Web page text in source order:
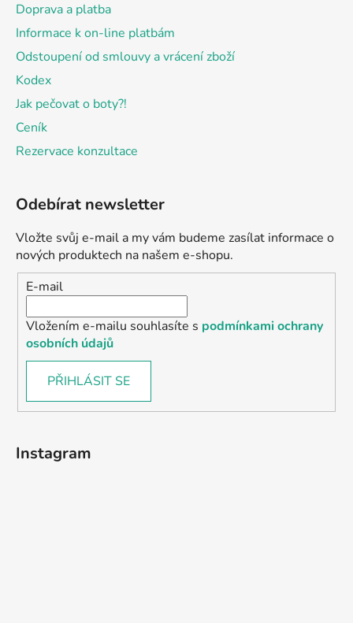
Doprava a platba
Informace k on-line platbám
Odstoupení od smlouvy a vrácení zboží
Kodex
Jak pečovat o boty?!
Ceník
Rezervace konzultace
Odebírat newsletter
Vložte svůj e-mail a my vám budeme zasílat informace o
nových produktech na našem e-shopu.
E-mail
Vložením e-mailu souhlasíte s podmínkami ochrany
osobních údajů
PŘIHLÁSIT SE
Instagram